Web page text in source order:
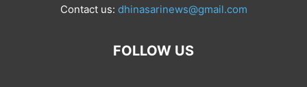
Contact us: dhinasarinews@gmail.com
FOLLOW US